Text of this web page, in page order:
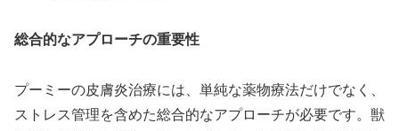
総合的なアプローチの重要性
プーミーの皮膚炎治療には、単純な薬物療法だけでなく、
ストレス管理を含めた総合的なアプローチが必要です。獣